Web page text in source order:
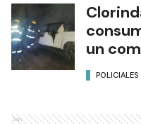
un
POLICIALES
Ads